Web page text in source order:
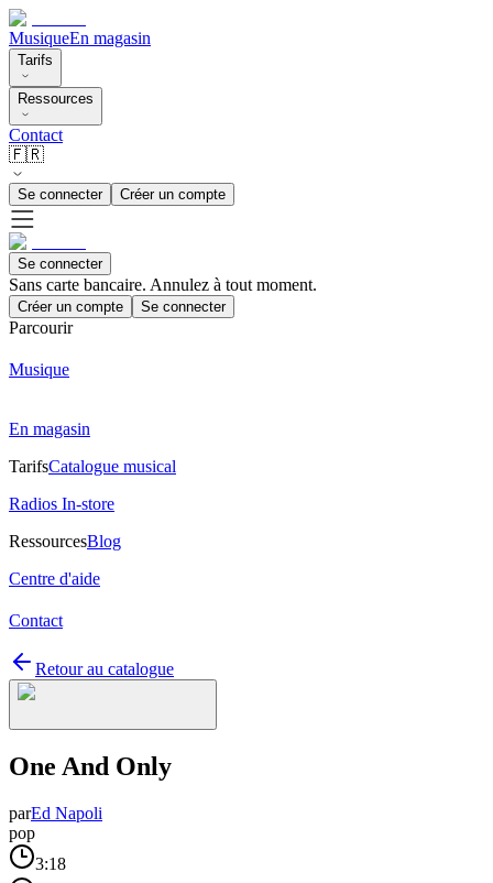
MusiqueEn magasin
Tarifs
Ressources
Contact
🇫🇷
Se connecter Créer un compte
Se connecter
Sans carte bancaire. Annulez à tout moment.
Créer un compte Se connecter
Parcourir
Musique
En magasin
TarifsCatalogue musical
Radios In-store
RessourcesBlog
Centre d'aide
Contact
Retour au catalogue
One And Only
parEd Napoli
pop
3:18